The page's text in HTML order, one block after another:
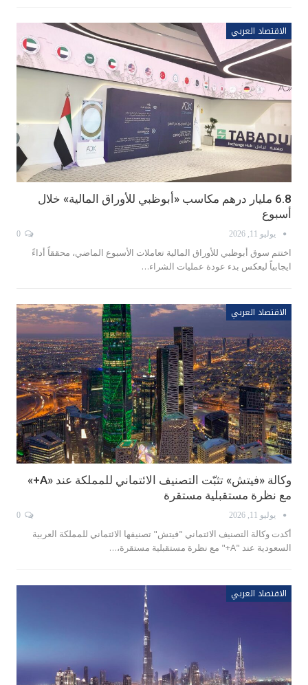
الاقتصاد العربي
6.8 مليار درهم مكاسب «أبوظبي للأوراق المالية» خلال
أسبوع
يوليو 11, 2026
اختتم سوق أبوظبي للأوراق المالية تعاملات الأسبوع الماضي، محققاً أداءً
ايجابياً ليعكس بدء عودة عمليات الشراء…
الاقتصاد العربي
وكالة «فيتش» تثبّت التصنيف الائتماني للمملكة عند «A+»
مع نظرة مستقبلية مستقرة
يوليو 11, 2026
أكدت وكالة التصنيف الائتماني "فيتش" تصنيفها الائتماني للمملكة العربية
السعودية عند "A+" مع نظرة مستقبلية مستقرة،…
الاقتصاد العربي